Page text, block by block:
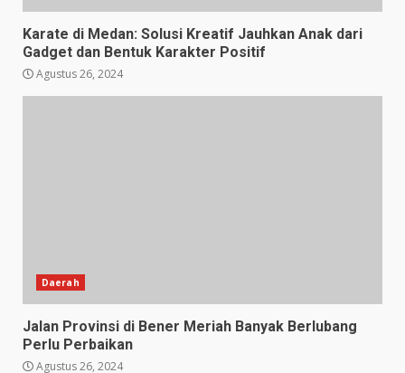
Karate di Medan: Solusi Kreatif Jauhkan Anak dari
Gadget dan Bentuk Karakter Positif
Agustus 26, 2024
Daerah
Jalan Provinsi di Bener Meriah Banyak Berlubang
Perlu Perbaikan
Agustus 26, 2024